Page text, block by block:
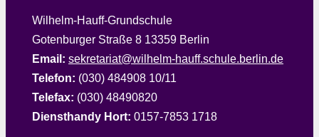
Wilhelm-Hauff-Grundschule
Gotenburger Straße 8 13359 Berlin
Email: sekretariat@wilhelm-hauff.schule.berlin.de
Telefon: (030) 484908 10/11
Telefax: (030) 48490820
Diensthandy Hort: 0157-7853 1718